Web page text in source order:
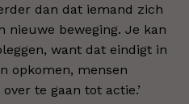
dan dat iemand zich
nieuwe beweging. Je kan
want dat eindigt in
opkomen, mensen
te gaan tot actie.’